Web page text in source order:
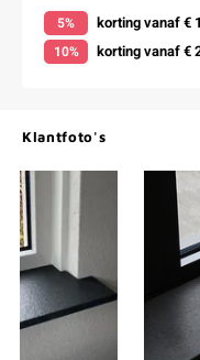
5% korting vanaf €
10% korting vanaf €
Klantfoto's